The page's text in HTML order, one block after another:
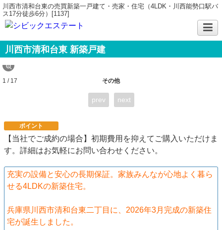
川西市清和台東の売買新築一戸建て・売家・住宅（4LDK・川西能勢口駅バ
ス17分徒歩6分）[1137]
川西市清和台東 新築戸建
その他
1 / 17
prev next
ポイント
【当社でご成約の場合】初期費用を抑えてご購入いただけま
す。詳細はお気軽にお問い合わせください。
充実の設備と安心の長期保証。家族みんなが心地よく暮ら
せる4LDKの新築住宅。
兵庫県川西市清和台東二丁目に、2026年3月完成の新築住
宅が誕生しました。